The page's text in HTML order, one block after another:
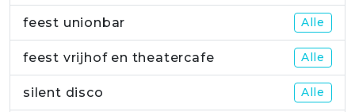
feest unionbar Alle
feest vrijhof en theatercafe Alle
silent disco Alle